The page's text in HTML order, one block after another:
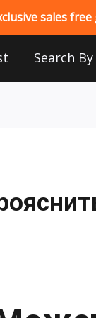
sales
Search